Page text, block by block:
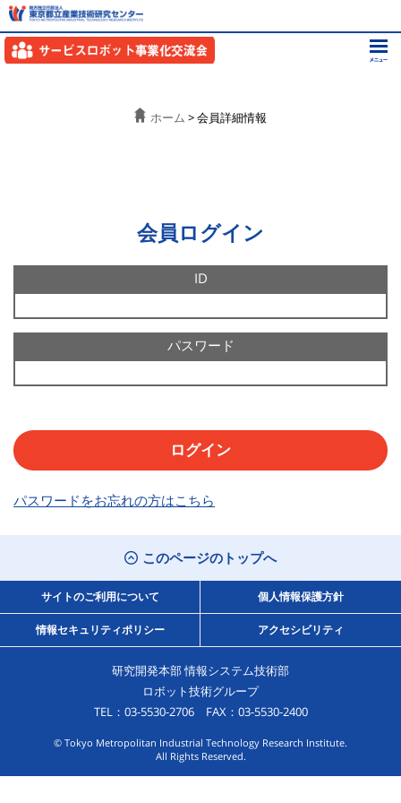
ホーム > 会員詳細情報
会員ログイン
ID
パスワード
パスワードをお忘れの方はこちら
このページのトップへ
サイトのご利用について 個人情報保護方針
情報セキュリティポリシー アクセシビリティ
研究開発本部 情報システム技術部
ロボット技術グループ
TEL：03-5530-2706 FAX：03-5530-2400
© Tokyo Metropolitan Industrial Technology Research Institute.
All Rights Reserved.